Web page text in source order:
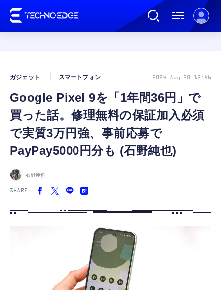
AI
ガジェット
ゲーム
カルチャー
FOLLOW US
Google Pixel 9を「1年間36円」で
買った話。修理無料の保証加入必須
で実質3万円強、事前応募で
PayPay5000円分も (石野純也)
ガジェット スマートフォン 2024 Aug 30 13:46
石野純也
SHARE